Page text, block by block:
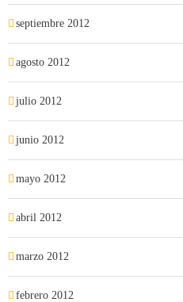
septiembre 2012
agosto 2012
julio 2012
junio 2012
mayo 2012
abril 2012
marzo 2012
febrero 2012